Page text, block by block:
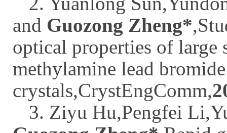
and Guozong Zheng*
optical properties of large
methylamine lead
crystals,CrystEngComm,
3. Ziyu Hu,Pengfei